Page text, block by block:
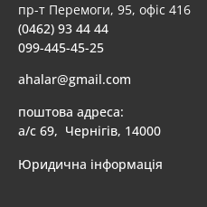
пр-т Перемоги, 95, офіс 416
(0462) 93 44 44
099-445-45-25
ahalar@gmail.com
поштова адреса:
а/с 69, Чернігів, 14000
Юридична інформація